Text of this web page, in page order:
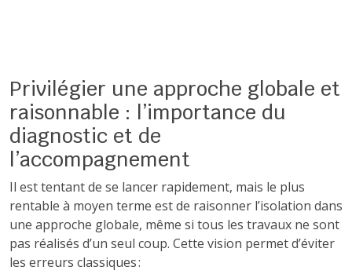
Privilégier une approche globale et
raisonnable : l’importance du
diagnostic et de
l’accompagnement
Il est tentant de se lancer rapidement, mais le plus
rentable à moyen terme est de raisonner l’isolation dans
une approche globale, même si tous les travaux ne sont
pas réalisés d’un seul coup. Cette vision permet d’éviter
les erreurs classiques :